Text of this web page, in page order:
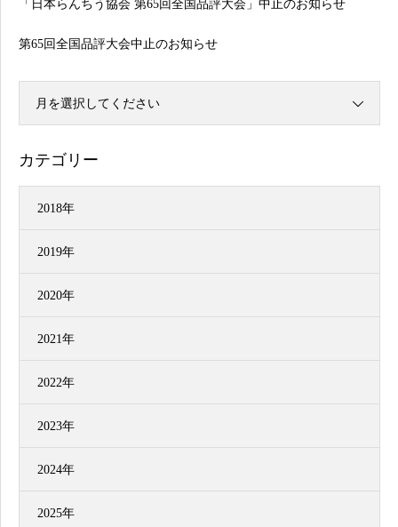
「日本らんちう協会 第65回全国品評大会」中止のお知らせ
第65回全国品評大会中止のお知らせ
月を選択してください
カテゴリー
2018年
2019年
2020年
2021年
2022年
2023年
2024年
2025年